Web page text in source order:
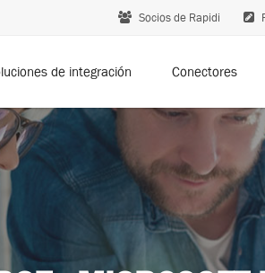
Socios de Rapidi
de integración Conectores